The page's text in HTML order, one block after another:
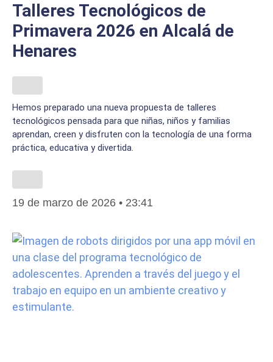
Talleres Tecnológicos de
Primavera 2026 en Alcalá de
Henares
Hemos preparado una nueva propuesta de talleres
tecnológicos pensada para que niñas, niños y familias
aprendan, creen y disfruten con la tecnología de una forma
práctica, educativa y divertida.
19 de marzo de 2026 23:41